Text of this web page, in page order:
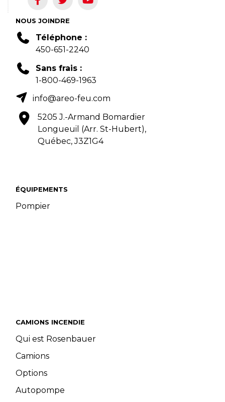
ÉQUIPEMENTS
Pompier
CAMIONS INCENDIE
Qui est Rosenbauer
Camions
Options
Autopompe
NOUS JOINDRE
Téléphone :
450-651-2240
Sans frais :
1-800-469-1963
info@areo-feu.com
5205 J.-Armand Bomardier
Longueuil (Arr. St-Hubert),
Québec, J3Z1G4